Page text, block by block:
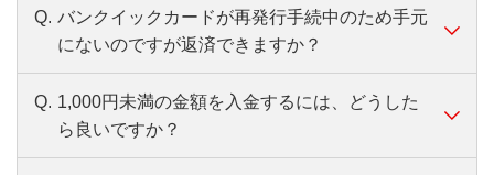
ダウンロードはこちらから（
バンクイックアプリについて、くわしくはこ
ちら
≪次回返済金額や残高の確認方法≫
バンクイックアプリホーム画面の「次回のご返
済」を確認
遅延損害金等の確認はご利用残高をタップして
ください。
はかかりません。
間・利用機関により所定の手数料がかかります。
A. 以下の原因が考えられます。
毎回のご返済は、次回返済金額（最少返済額）
Q. バンクイックカードが再発行手続中のため手元
にないのですが返済できますか？
A. お振り込みでご返済いただけます。
バンクイックアプリの「ご返済」または、会
Q. 1,000円未満の金額を入金するには、どうした
ら良いですか？